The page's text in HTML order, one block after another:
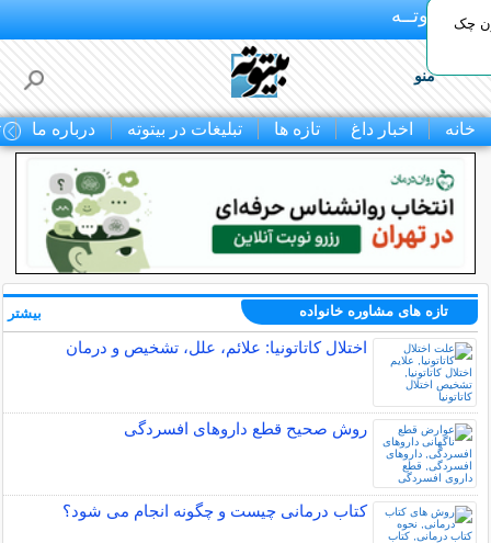
بـیتوتــه
منو
خانه اخبار داغ تازه ها تبلیغات در بیتوته درباره ما
چک
تازه های مشاوره خانواده
اختلال کاتاتونیا: علائم، علل، تشخیص و درمان
روش صحیح قطع داروهای افسردگی
کتاب درمانی چیست و چگونه انجام می شود؟
بیشتر